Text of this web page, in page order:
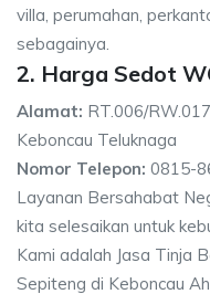
villa, perumahan,
sebagainya.
2. Harga Sedot
Alamat: RT.006/
Keboncau Teluknaga
Nomor Telepon: 0815-
Layanan Bersahabat
kita selesaikan untuk
Kami adalah Jasa Tinja
Sepiteng di Keboncau